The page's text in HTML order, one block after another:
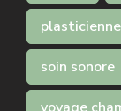
plasticienne
soin sonore